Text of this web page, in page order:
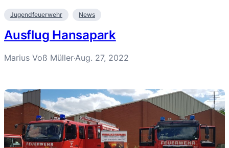
Jugendfeuerwehr News
Ausflug Hansapark
Marius Voß Müller·Aug. 27, 2022